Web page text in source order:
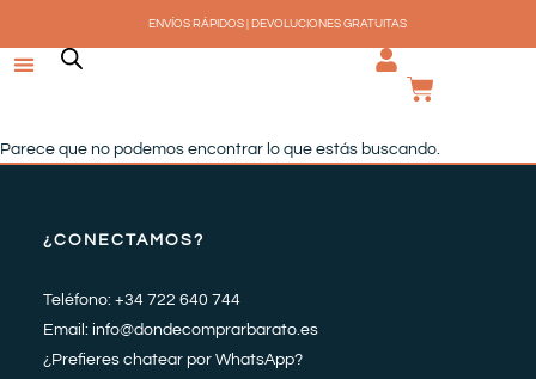
contenido
ENVÍOS RÁPIDOS | DEVOLUCIONES GRATUITAS
Parece que no podemos encontrar lo que estás buscando.
¿CONECTAMOS?
Teléfono: +34 722 640 744
Email: info@dondecomprarbarato.es
¿Prefieres chatear por WhatsApp?